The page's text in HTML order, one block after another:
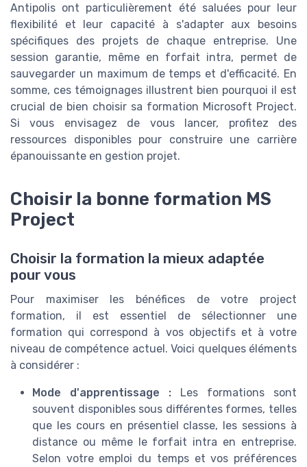
Antipolis ont particulièrement été saluées pour leur
flexibilité et leur capacité à s'adapter aux besoins
spécifiques des projets de chaque entreprise. Une
session garantie, même en forfait intra, permet de
sauvegarder un maximum de temps et d'efficacité. En
somme, ces témoignages illustrent bien pourquoi il est
crucial de bien choisir sa formation Microsoft Project.
Si vous envisagez de vous lancer, profitez des
ressources disponibles pour construire une carrière
épanouissante en gestion projet.
Choisir la bonne formation MS
Project
Choisir la formation la mieux adaptée
pour vous
Pour maximiser les bénéfices de votre project
formation, il est essentiel de sélectionner une
formation qui correspond à vos objectifs et à votre
niveau de compétence actuel. Voici quelques éléments
à considérer :
Mode d'apprentissage : Les formations sont
souvent disponibles sous différentes formes, telles
que les cours en présentiel classe, les sessions à
distance ou même le forfait intra en entreprise.
Selon votre emploi du temps et vos préférences